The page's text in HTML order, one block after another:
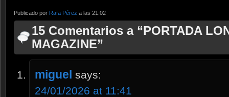
Publicado por Rafa Pérez a las 21:02
15 Comentarios a “PORTADA
MAGAZINE”
miguel says:
24/01/2026 at 11:41